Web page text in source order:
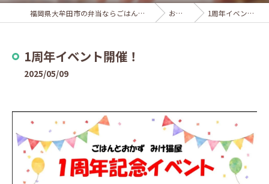
福岡県大牟田市の弁当ならごはんとおかず みけ猫屋 お知らせ 1周年イベント開催！
1周年イベント開催！
2025/05/09